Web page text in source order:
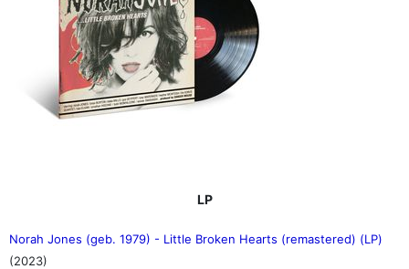
LP
Norah Jones (geb. 1979) - Little Broken Hearts (remastered) (LP)
(2023)